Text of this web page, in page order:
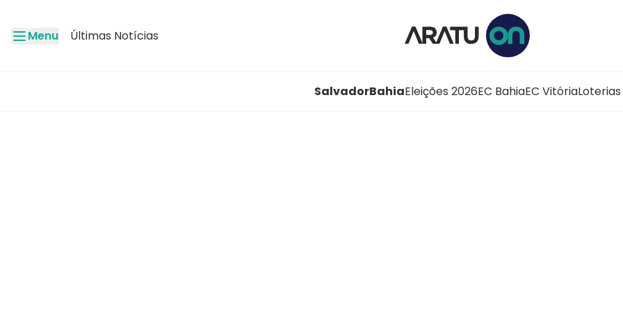
Menu Últimas Notícias
SalvadorBahiaEleições 2026EC BahiaEC VitóriaLoterias